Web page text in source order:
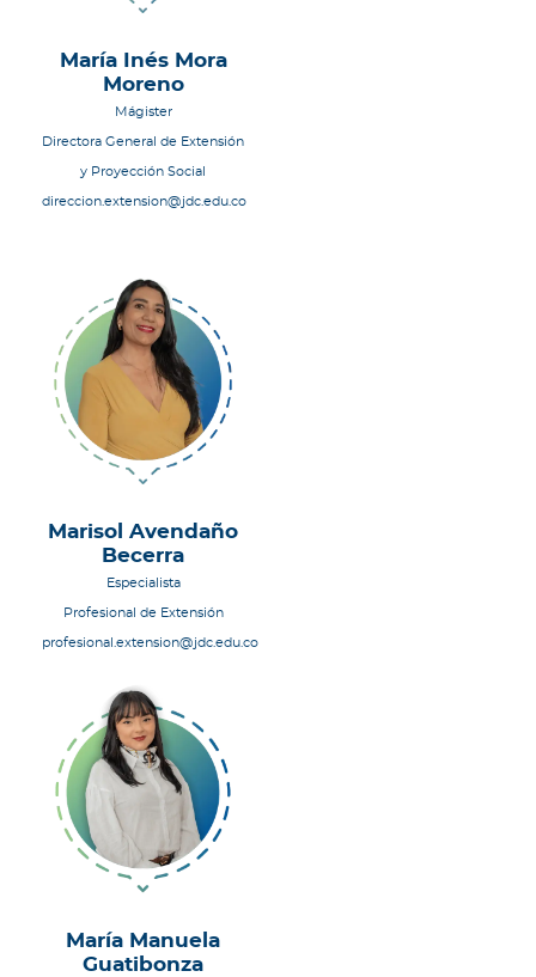
María Inés Mora
Moreno
Mágister
Directora General de Extensión
y Proyección Social
direccion.extension@jdc.edu.co
Marisol Avendaño
Becerra
Especialista
Profesional de Extensión
profesional.extension@jdc.edu.co
María Manuela
Guatibonza